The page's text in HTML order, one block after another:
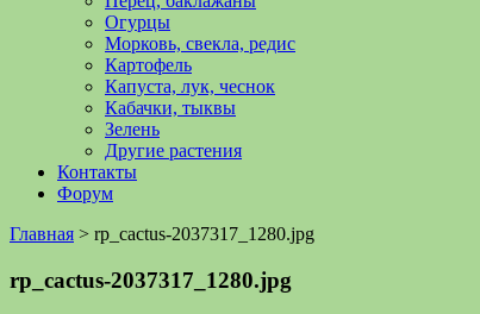
Огурцы
Морковь, свекла, редис
Картофель
Капуста, лук, чеснок
Кабачки, тыквы
Зелень
Другие растения
Контакты
Форум
Главная > rp_cactus-2037317_1280.jpg
rp_cactus-2037317_1280.jpg